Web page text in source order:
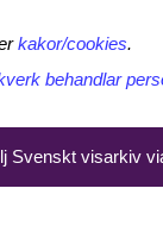
kakor/cookies.
behandlar
Svenskt visarkiv